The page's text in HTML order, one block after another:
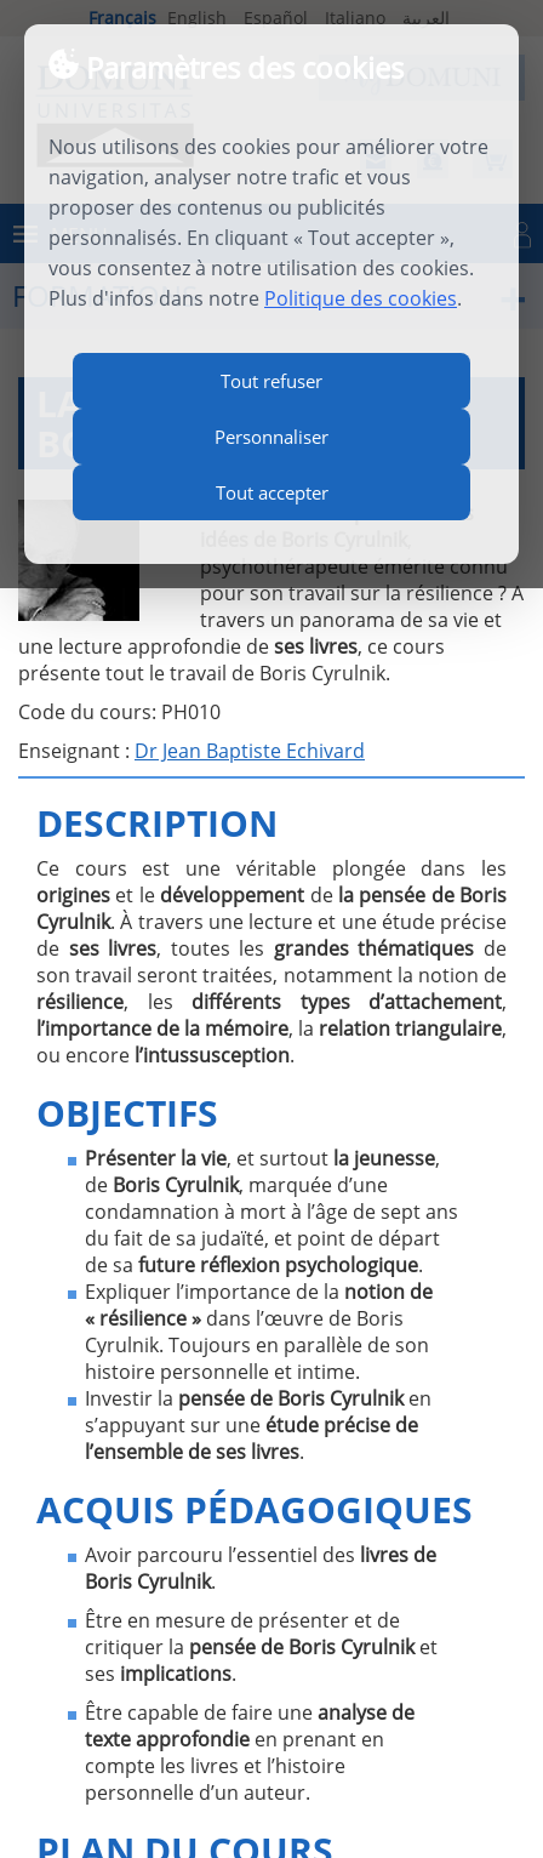
Paramètres des cookies
Nous utilisons des cookies pour améliorer votre
navigation, analyser notre trafic et vous
proposer des contenus ou publicités
personnalisés. En cliquant « Tout accepter »,
vous consentez à notre utilisation des cookies.
Plus d'infos dans notre Politique des cookies.
Tout refuser
Personnaliser
Tout accepter
Français English Español Italiano العربية
MENU Se connecter
FORMATIONS
LA VIE ET LA PENSÉE DE
BORIS CYRULNIK
D'où viennent
la pensée et les
psychothérapeute émérite connu
pour son travail sur la résilience ? A
travers un panorama de sa vie et
une lecture approfondie deses livres, ce cours
présente tout le travail de Boris Cyrulnik.
Code du cours: PH010
Enseignant : Dr Jean Baptiste Echivard
DESCRIPTION
Ce cours est une véritable plongée dans les
origines et le développement de la pensée de Boris
Cyrulnik. À travers une lecture et une étude précise
de ses livres, toutes les grandes thématiques de
son travail seront traitées, notamment la notion de
résilience, les différents types d’attachement,
l’importance de la mémoire, la relation triangulaire,
ou encore l’intussusception.
OBJECTIFS
Présenter la vie, et surtout la jeunesse,
de Boris Cyrulnik, marquée d’une
condamnation à mort à l’âge de sept ans
du fait de sa judaïté, et point de départ
de sa future réflexion psychologique.
Expliquer l’importance de la notion de
« résilience » dans l’œuvre de Boris
Cyrulnik. Toujours en parallèle de son
histoire personnelle et intime.
Investir la pensée de Boris Cyrulniken
s’appuyant sur une étude précise de
l’ensemble de ses livres.
ACQUIS PÉDAGOGIQUES
Avoir parcouru l’essentiel des livres de
Boris Cyrulnik.
Être en mesure de présenter et de
critiquer la pensée de Boris Cyrulniket
ses implications.
Être capable de faire uneanalyse de
texte approfondie en prenant en
compte les livres et l’histoire
personnelle d’un auteur.